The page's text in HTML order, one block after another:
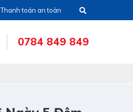
Thanh toán an toàn
0784 849 849